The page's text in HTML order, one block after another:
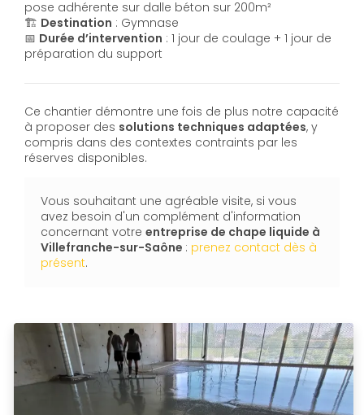
pose adhérente sur dalle béton sur 200m²
🏗️ Destination : Gymnase
📅 Durée d’intervention : 1 jour de coulage + 1 jour de
préparation du support
Ce chantier démontre une fois de plus notre capacité
à proposer des solutions techniques adaptées, y
compris dans des contextes contraints par les
réserves disponibles.
Vous souhaitant une agréable visite, si vous
avez besoin d'un complément d'information
concernant votre entreprise de chape liquide à
Villefranche-sur-Saône : prenez contact dès à
présent.